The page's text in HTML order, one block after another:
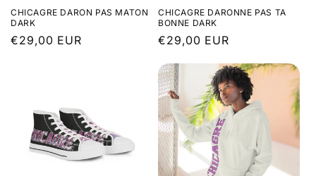
CHICAGRE DARON PAS MATON
DARK
Prix
€29,00 EUR
CHICAGRE DARONNE PAS TA
BONNE DARK
Prix
€29,00 EUR